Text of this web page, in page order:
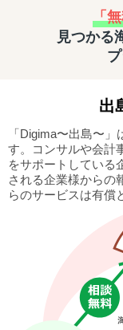
「
見つかる
出
「Digima〜出島〜
す。
コンサルや会計
をサポートしている
される企業様からの
らのサービスは有償